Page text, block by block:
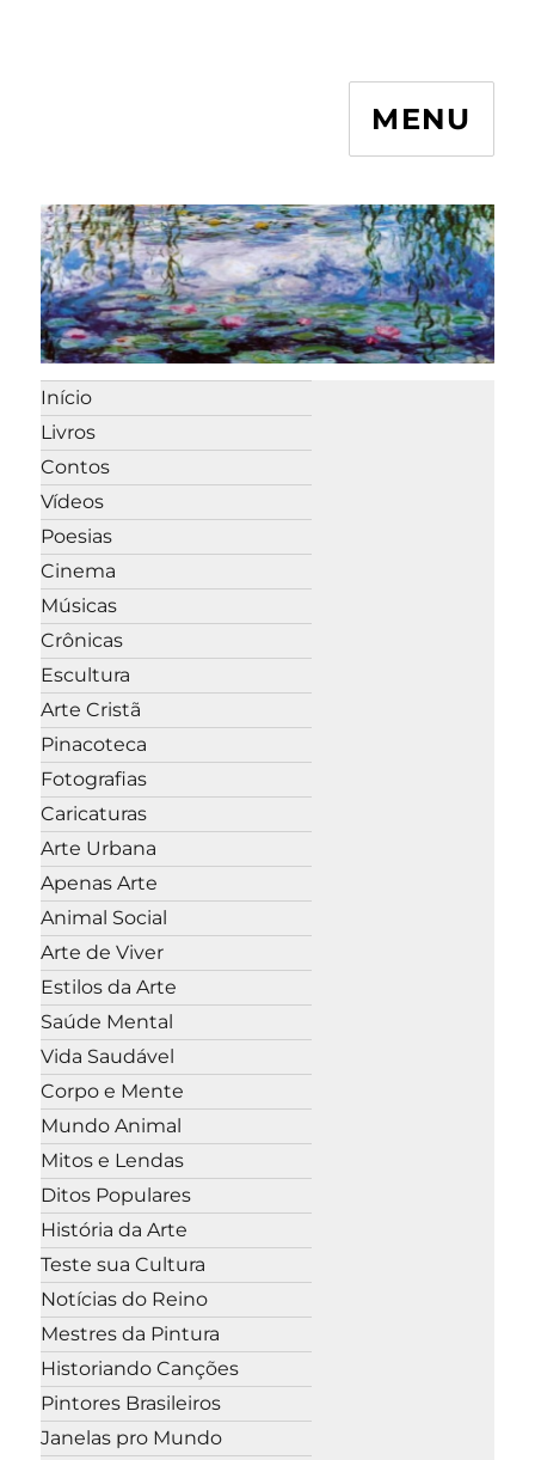
MENU
Início
Livros
Contos
Vídeos
Poesias
Cinema
Músicas
Crônicas
Escultura
Arte Cristã
Pinacoteca
Fotografias
Caricaturas
Arte Urbana
Apenas Arte
Animal Social
Arte de Viver
Estilos da Arte
Saúde Mental
Vida Saudável
Corpo e Mente
Mundo Animal
Mitos e Lendas
Ditos Populares
História da Arte
Teste sua Cultura
Notícias do Reino
Mestres da Pintura
Historiando Canções
Pintores Brasileiros
Janelas pro Mundo